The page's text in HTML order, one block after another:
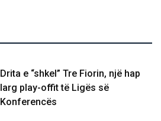
Drita e “shkel” Tre Fiorin, një hap
larg play-offit të Ligës së
Konferencës